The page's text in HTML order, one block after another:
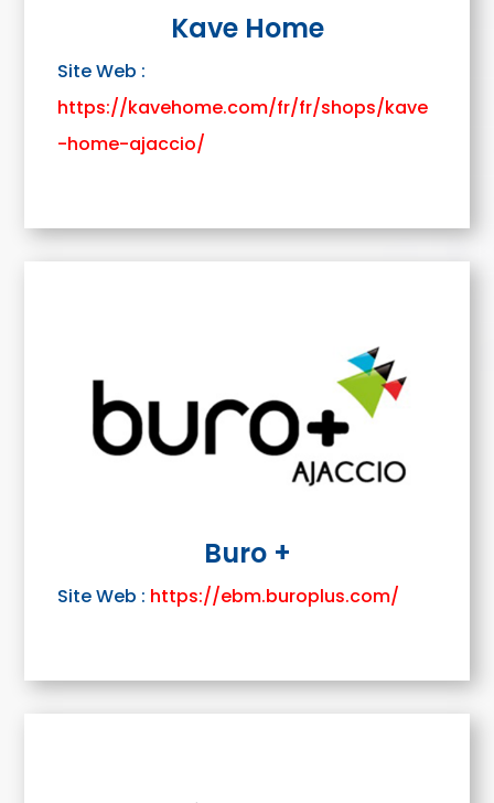
Kave Home
Site Web :
https://kavehome.com/fr/fr/shops/kave
-home-ajaccio/
Buro +
Site Web : https://ebm.buroplus.com/